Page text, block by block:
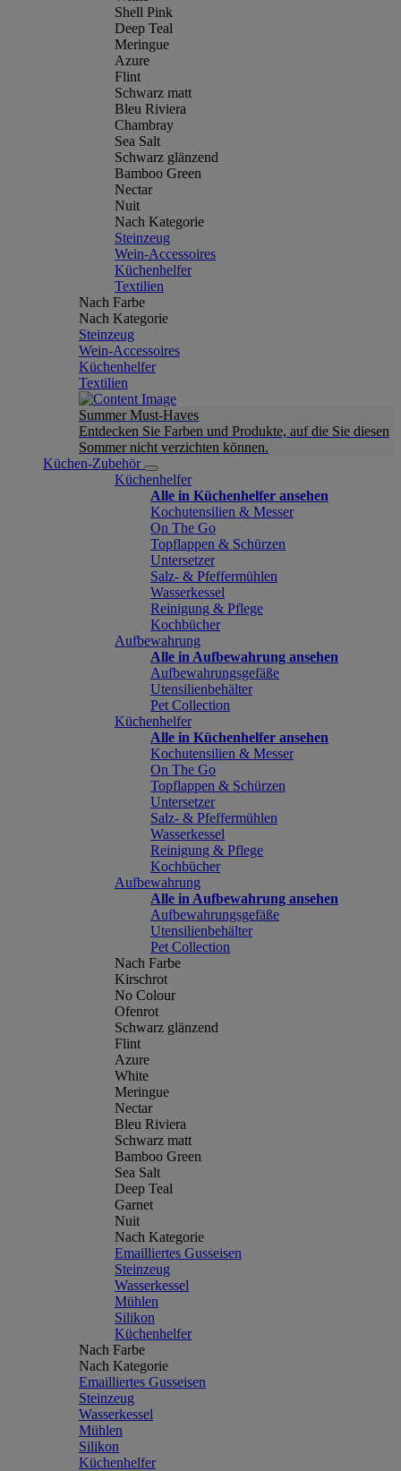
Shell Pink
Deep Teal
Meringue
Azure
Flint
Schwarz matt
Bleu Riviera
Chambray
Sea Salt
Schwarz glänzend
Bamboo Green
Nectar
Nuit
Nach Kategorie
Steinzeug
Wein-Accessoires
Küchenhelfer
Textilien
Nach Farbe
Nach Kategorie
Steinzeug
Wein-Accessoires
Küchenhelfer
Textilien
Summer Must-Haves
Entdecken Sie Farben und Produkte, auf die Sie diesen
Sommer nicht verzichten können.
Küchen-Zubehör
Küchenhelfer
Alle in Küchenhelfer ansehen
Kochutensilien & Messer
On The Go
Topflappen & Schürzen
Untersetzer
Salz- & Pfeffermühlen
Wasserkessel
Reinigung & Pflege
Kochbücher
Aufbewahrung
Alle in Aufbewahrung ansehen
Aufbewahrungsgefäße
Utensilienbehälter
Pet Collection
Küchenhelfer
Alle in Küchenhelfer ansehen
Kochutensilien & Messer
On The Go
Topflappen & Schürzen
Untersetzer
Salz- & Pfeffermühlen
Wasserkessel
Reinigung & Pflege
Kochbücher
Aufbewahrung
Alle in Aufbewahrung ansehen
Aufbewahrungsgefäße
Utensilienbehälter
Pet Collection
Nach Farbe
Kirschrot
No Colour
Ofenrot
Schwarz glänzend
Flint
Azure
White
Meringue
Nectar
Bleu Riviera
Schwarz matt
Bamboo Green
Sea Salt
Deep Teal
Garnet
Nuit
Nach Kategorie
Emailliertes Gusseisen
Steinzeug
Wasserkessel
Mühlen
Silikon
Küchenhelfer
Nach Farbe
Nach Kategorie
Emailliertes Gusseisen
Steinzeug
Wasserkessel
Mühlen
Silikon
Küchenhelfer